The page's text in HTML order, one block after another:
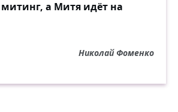
митинг, а Митя идёт на
Николай Фоменко